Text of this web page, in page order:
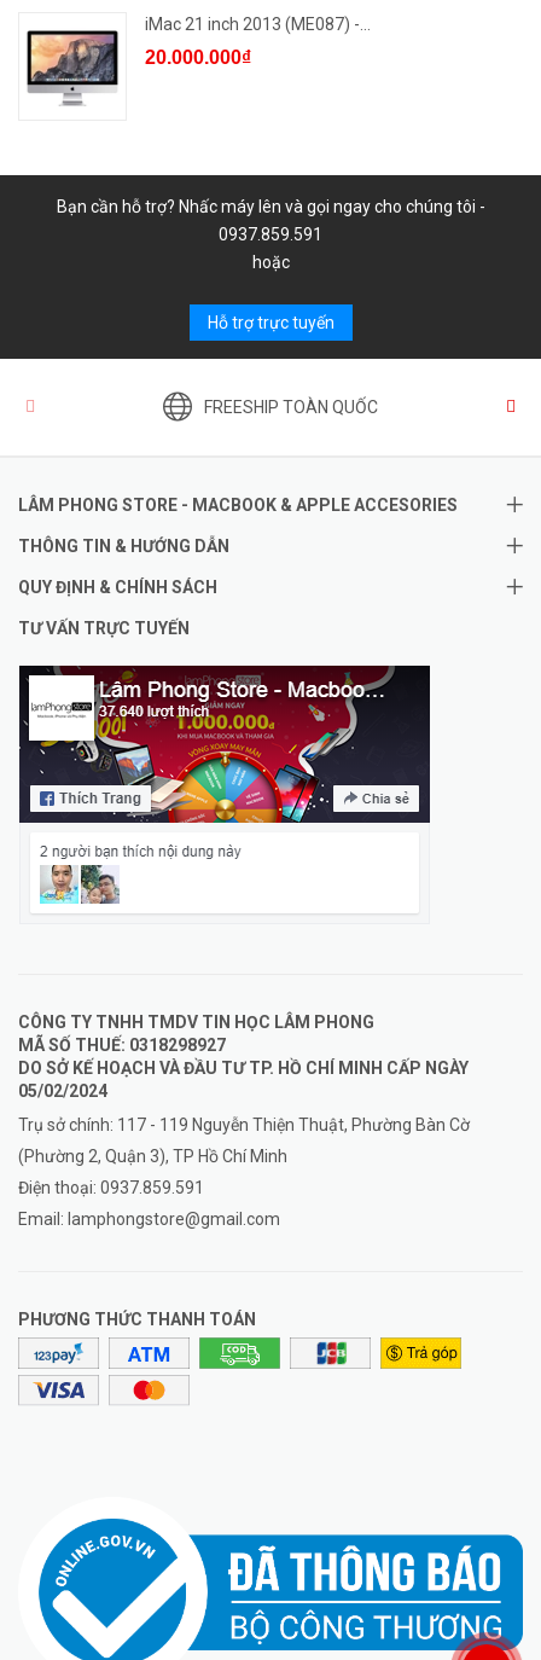
iMac 21 inch 2013 (ME087) -...
20.000.000₫
Bạn cần hỗ trợ? Nhấc máy lên và gọi ngay cho chúng tôi -
0937.859.591
hoặc
Hỗ trợ trực tuyến
FREESHIP TOÀN QUỐC
LÂM PHONG STORE - MACBOOK & APPLE ACCESORIES
THÔNG TIN & HƯỚNG DẪN
QUY ĐỊNH & CHÍNH SÁCH
TƯ VẤN TRỰC TUYẾN
CÔNG TY TNHH TMDV TIN HỌC LÂM PHONG
MÃ SỐ THUẾ: 0318298927
DO SỞ KẾ HOẠCH VÀ ĐẦU TƯ TP. HỒ CHÍ MINH CẤP NGÀY
05/02/2024
Trụ sở chính: 117 - 119 Nguyễn Thiện Thuật, Phường Bàn Cờ
(Phường 2, Quận 3), TP Hồ Chí Minh
Điện thoại: 0937.859.591
Email: lamphongstore@gmail.com
PHƯƠNG THỨC THANH TOÁN